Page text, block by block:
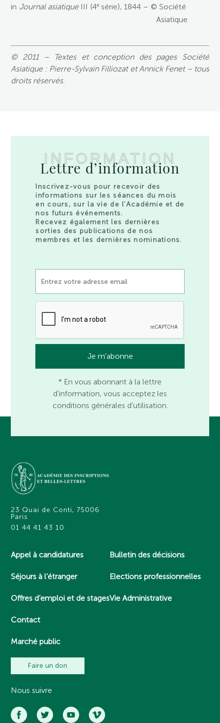
in Journal asiatiqueIII (4esérie), 1844 – © Société
Asiatique
© 2011 – Textes et conception des pages Société
Asiatique : Pierre-Sylvain Filliozat et Annick Fenet – tous
droits réservés.
INFORMATION
Lettre d’information
Inscrivez-vous pour recevoir des
informations sur les séances du mois
en cours, sur la vie de l’Académie et de
nos futurs événements.
Recevez également les dernières
sorties des publications de nos
membres et les dernières nominations.
* En vous abonnant à la lettre
d’information, vous acceptez les
conditions générales d’utilisation.
23 Quai de Conti, 75006
Paris
01 44 41 43 10
Appel à candidatures
Séjours à l’étranger
Offres d’emploi et de stages
Contact
Marché public
Bulletin des décisions
Elections professionnelles
Vie Administrative
Faire un don
Nous suivre